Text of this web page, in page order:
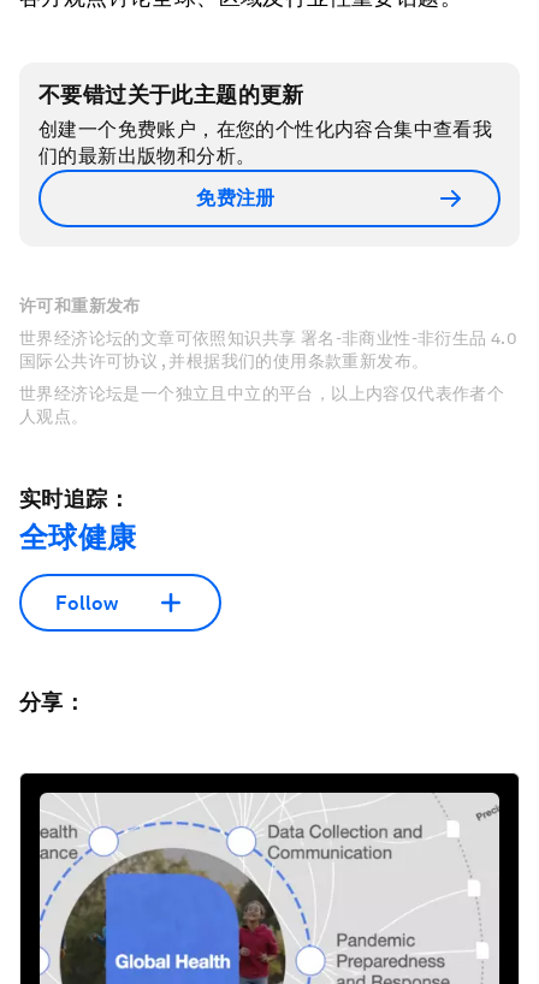
不要错过关于此主题的更新
创建一个免费账户，在您的个性化内容合集中查看我
们的最新出版物和分析。
免费注册
许可和重新发布
世界经济论坛的文章可依照知识共享 署名-非商业性-非衍生品 4.0
国际公共许可协议 , 并根据我们的使用条款重新发布。
世界经济论坛是一个独立且中立的平台，以上内容仅代表作者个
人观点。
实时追踪：
全球健康
Follow
分享：